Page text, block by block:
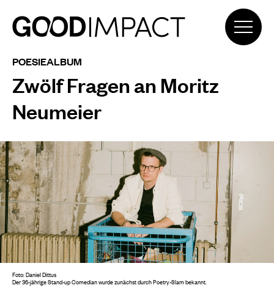
POESIEALBUM
Zwölf Fragen an Moritz
Neumeier
Foto: Daniel Dittus
Der 36-jährige Stand-up Comedian wurde zunächst durch Poetry-Slam bekannt.